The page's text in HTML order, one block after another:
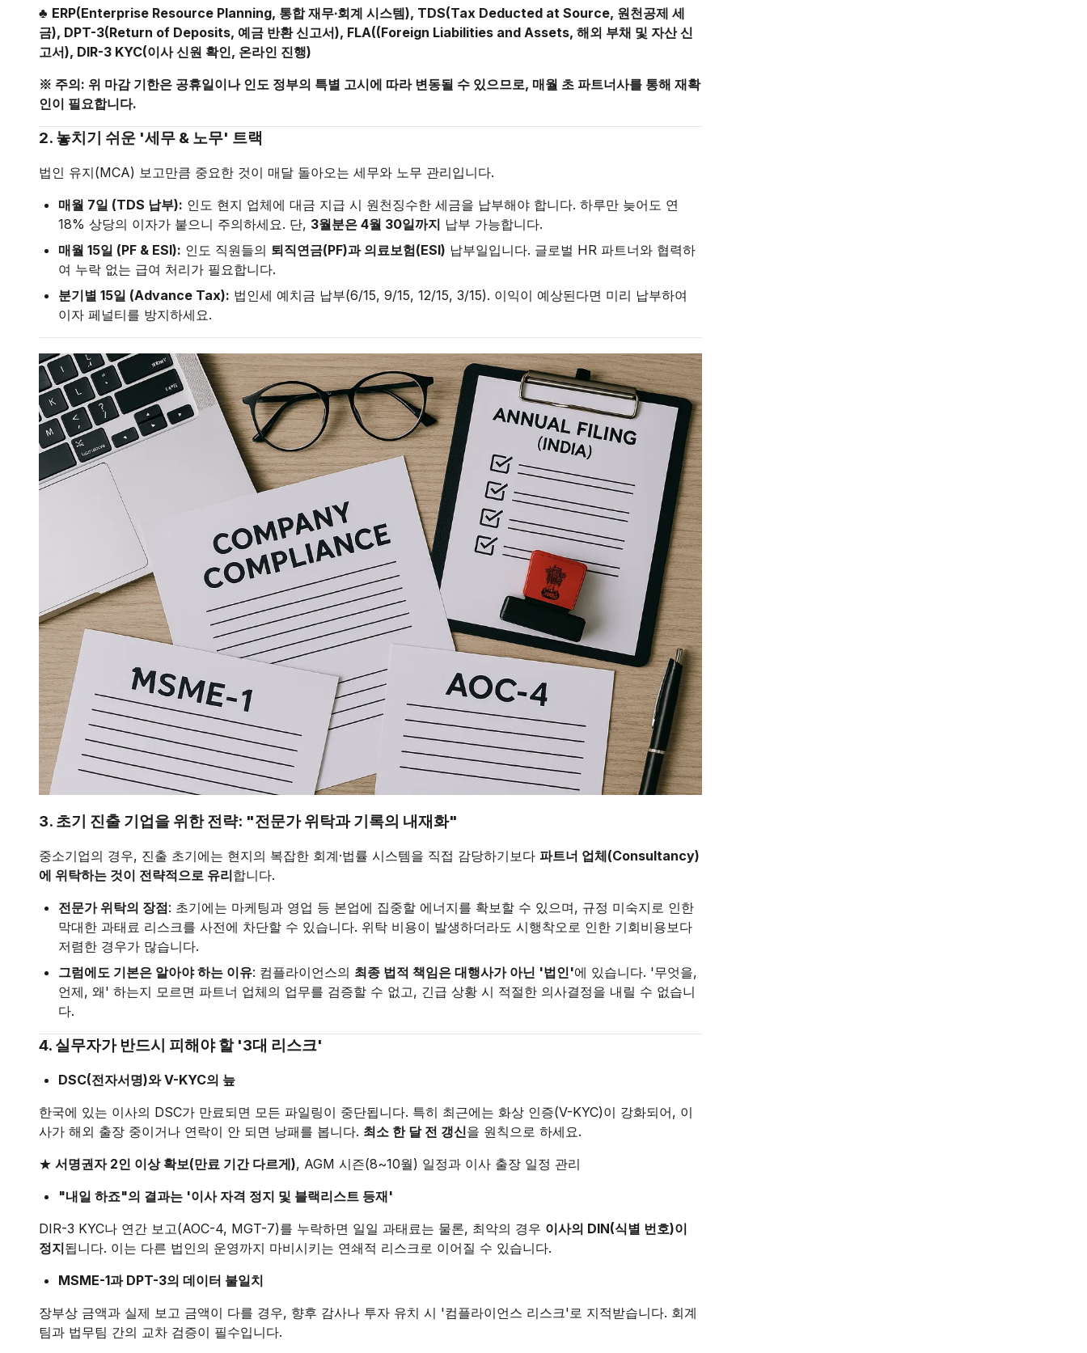
♣ ERP(Enterprise Resource Planning, 통합 재무∙회계 시스템), TDS(Tax Deducted at Source, 원천공제 세
금), DPT-3(Return of Deposits, 예금 반환 신고서), FLA((Foreign Liabilities and Assets, 해외 부채 및 자산 신
고서), DIR-3 KYC(이사 신원 확인, 온라인 진행)
※ 주의: 위 마감 기한은 공휴일이나 인도 정부의 특별 고시에 따라 변동될 수 있으므로, 매월 초 파트너사를 통해 재확
인이 필요합니다.
2. 놓치기 쉬운 '세무 & 노무' 트랙
법인 유지(MCA) 보고만큼 중요한 것이 매달 돌아오는 세무와 노무 관리입니다.
매월 7일 (TDS 납부): 인도 현지 업체에 대금 지급 시 원천징수한 세금을 납부해야 합니다. 하루만 늦어도 연
18% 상당의 이자가 붙으니 주의하세요. 단, 3월분은 4월 30일까지 납부 가능합니다.
매월 15일 (PF & ESI): 인도 직원들의 퇴직연금(PF)과 의료보험(ESI) 납부일입니다. 글로벌 HR 파트너와 협력하
여 누락 없는 급여 처리가 필요합니다.
분기별 15일 (Advance Tax): 법인세 예치금 납부(6/15, 9/15, 12/15, 3/15). 이익이 예상된다면 미리 납부하여
이자 페널티를 방지하세요.
3. 초기 진출 기업을 위한 전략: "전문가 위탁과 기록의 내재화"
중소기업의 경우, 진출 초기에는 현지의 복잡한 회계·법률 시스템을 직접 감당하기보다 파트너 업체(Consultancy)
에 위탁하는 것이 전략적으로 유리합니다.
전문가 위탁의 장점: 초기에는 마케팅과 영업 등 본업에 집중할 에너지를 확보할 수 있으며, 규정 미숙지로 인한
막대한 과태료 리스크를 사전에 차단할 수 있습니다. 위탁 비용이 발생하더라도 시행착오로 인한 기회비용보다
저렴한 경우가 많습니다.
그럼에도 기본은 알아야 하는 이유: 컴플라이언스의 최종 법적 책임은 대행사가 아닌 '법인'에 있습니다. '무엇을,
언제, 왜' 하는지 모르면 파트너 업체의 업무를 검증할 수 없고, 긴급 상황 시 적절한 의사결정을 내릴 수 없습니
다.
4. 실무자가 반드시 피해야 할 '3대 리스크'
DSC(전자서명)와 V-KYC의 늪
한국에 있는 이사의 DSC가 만료되면 모든 파일링이 중단됩니다. 특히 최근에는 화상 인증(V-KYC)이 강화되어, 이
사가 해외 출장 중이거나 연락이 안 되면 낭패를 봅니다. 최소 한 달 전 갱신을 원칙으로 하세요.
★ 서명권자 2인 이상 확보(만료 기간 다르게), AGM 시즌(8~10월) 일정과 이사 출장 일정 관리
"내일 하죠"의 결과는 '이사 자격 정지 및 블랙리스트 등재'
DIR-3 KYC나 연간 보고(AOC-4, MGT-7)를 누락하면 일일 과태료는 물론, 최악의 경우 이사의 DIN(식별 번호)이
정지됩니다. 이는 다른 법인의 운영까지 마비시키는 연쇄적 리스크로 이어질 수 있습니다.
MSME-1과 DPT-3의 데이터 불일치
장부상 금액과 실제 보고 금액이 다를 경우, 향후 감사나 투자 유치 시 '컴플라이언스 리스크'로 지적받습니다. 회계
팀과 법무팀 간의 교차 검증이 필수입니다.